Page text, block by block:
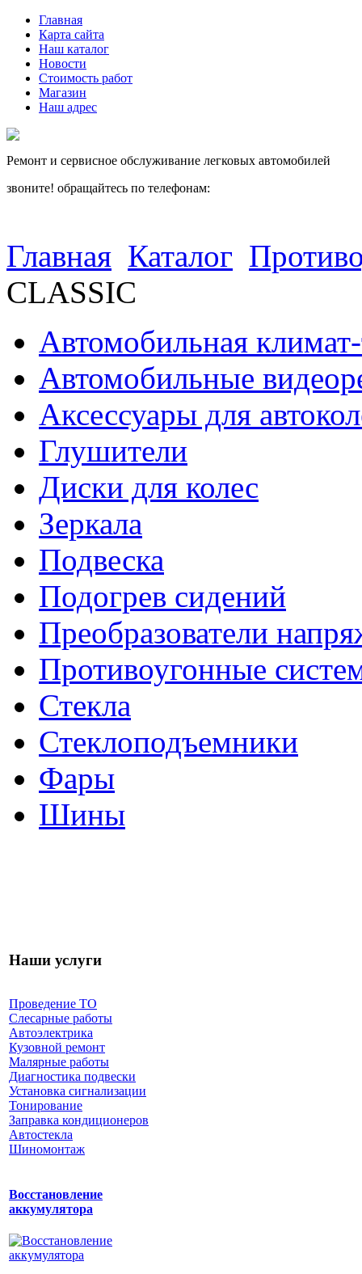
Главная
Карта сайта
Наш каталог
Новости
Стоимость работ
Магазин
Наш адрес
Ремонт и сервисное обслуживание легковых автомобилей
звоните! обращайтесь по телефонам:
Главная Каталог
CLASSIC
Автомобильная
Автомобильные
Аксессуары для
Глушители
Диски для колес
Зеркала
Подвеска
Подогрев сидений
Преобразователи
Противоугонные
Стекла
Стеклоподъемники
Фары
Шины
Наши услуги
Проведение ТО
Слесарные работы
Автоэлектрика
Кузовной ремонт
Малярные работы
Диагностика подвески
Установка сигнализации
Тонирование
Заправка кондиционеров
Автостекла
Шиномонтаж
Восстановление
аккумулятора